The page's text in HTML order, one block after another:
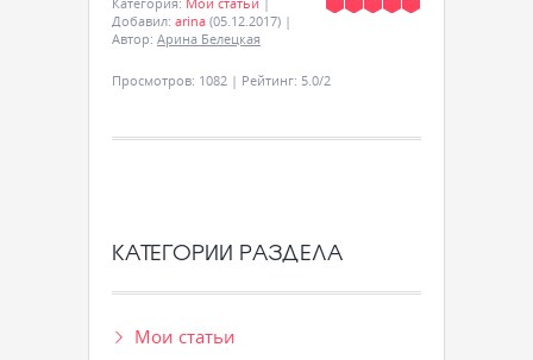
Добавил: arina (05.12.2017) |
Автор: Арина Белецкая
Просмотров: 1082 | Рейтинг: 5.0/2
КАТЕГОРИИ РАЗДЕЛА
Мои статьи